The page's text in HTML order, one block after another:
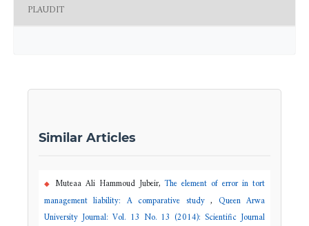
PLAUDIT
Similar Articles
Muteaa Ali Hammoud Jubeir,The element of error in tort
management liability: A comparative study, Queen Arwa
University Journal: Vol. 13 No. 13 (2014): Scientific Journal